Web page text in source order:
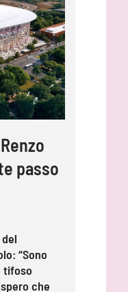
passo
“Sono
tifoso
che